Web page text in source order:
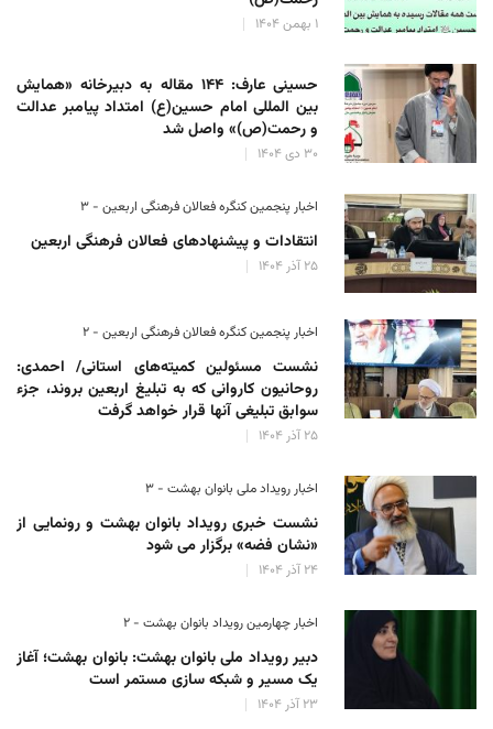
۱ بهمن ۱۴۰۴
حسینی عارف: ۱۴۴ مقاله به دبیرخانه «همایش
بین المللی امام حسین(ع) امتداد پیامبر عدالت
و رحمت(ص)» واصل شد
۳۰ دی ۱۴۰۴
اخبار پنجمین کنگره فعالان فرهنگی اربعین - ۳
انتقادات و پیشنهادهای فعالان فرهنگی اربعین
۲۵ آذر ۱۴۰۴
اخبار پنجمین کنگره فعالان فرهنگی اربعین - ۲
نشست مسئولین کمیته‌های استانی/ احمدی:
روحانیون کاروانی که به تبلیغ اربعین بروند، جزء
سوابق تبلیغی آنها قرار خواهد گرفت
۲۵ آذر ۱۴۰۴
اخبار رویداد ملی بانوان بهشت - ۳
نشست خبری رویداد بانوان بهشت و رونمایی از
«نشان فضه» برگزار می شود
۲۴ آذر ۱۴۰۴
اخبار چهارمین رویداد بانوان بهشت - ۲
دبیر رویداد ملی بانوان بهشت: بانوان بهشت؛ آغاز
یک مسیر و شبکه سازی مستمر است
۲۳ آذر ۱۴۰۴